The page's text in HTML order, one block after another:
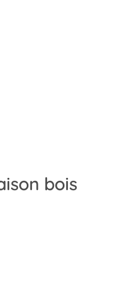
bois